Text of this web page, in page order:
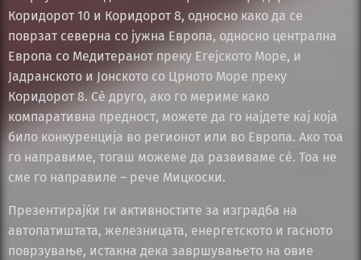
Коридорот 10 и Коридорот 8, односно како да се
поврзат северна со јужна Европа, односно централна
Европа со Медитеранот преку Егејското Море, и
Јадранското и Јонското со Црното Море преку
Коридорот 8. Сè друго, ако го мериме како
компаративна предност, можете да го најдете кај која
било конкуренција во регионот или во Европа. Ако тоа
го направиме, тогаш можеме да развиваме сè. Тоа не
сме го направиле – рече Мицкоски.
Презентирајќи ги активностите за изградба на
автопатиштата, железницата, енергетското и гасното
поврзување, истакна дека завршувањето на овие